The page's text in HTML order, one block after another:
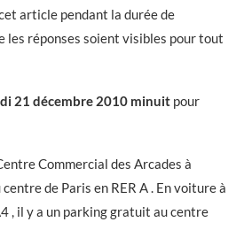
article pendant la durée de
les réponses soient visibles pour tout
21 décembre 2010 minuit pour
Commercial des Arcades à
de Paris en RER A . En voiture à
, il y a un parking gratuit au centre